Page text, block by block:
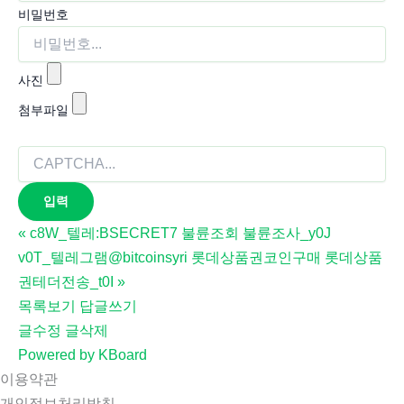
비밀번호
사진
첨부파일
« c8W_텔레:BSECRET7 불륜조회 불륜조사_y0J
v0T_텔레그램@bitcoinsyri 롯데상품권코인구매 롯데상품
권테더전송_t0I »
목록보기 답글쓰기
글수정 글삭제
Powered by KBoard
이용약관